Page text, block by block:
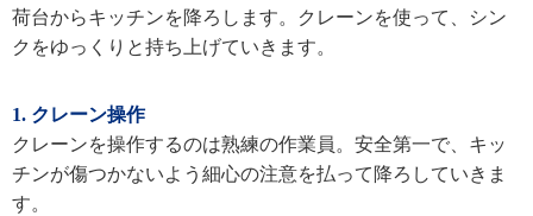
荷台からキッチンを降ろします。クレーンを使って、シン
クをゆっくりと持ち上げていきます。
1. クレーン操作
クレーンを操作するのは熟練の作業員。安全第一で、キッ
チンが傷つかないよう細心の注意を払って降ろしていきま
す。